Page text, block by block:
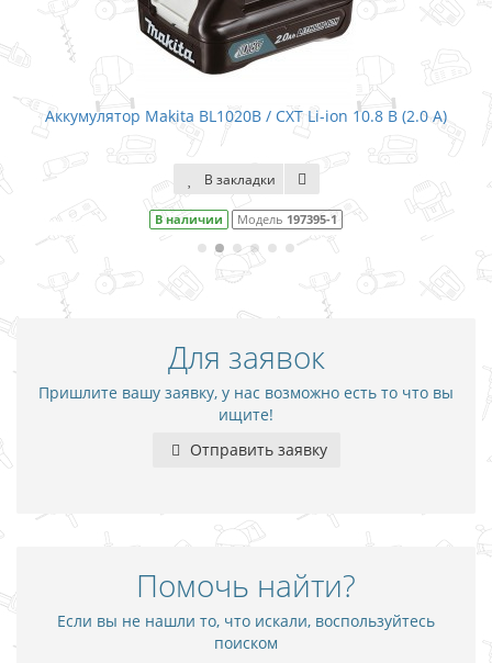
BL1020B / CXT Li-ion 10.8 В (2.0 А)
В закладки
Модель 197395-1
Аккумулятор Makita
Снят с
Для заявок
Пришлите вашу заявку, у нас возможно есть то что вы
ищите!
Отправить заявку
Помочь найти?
Если вы не нашли то, что искали, воспользуйтесь
поиском